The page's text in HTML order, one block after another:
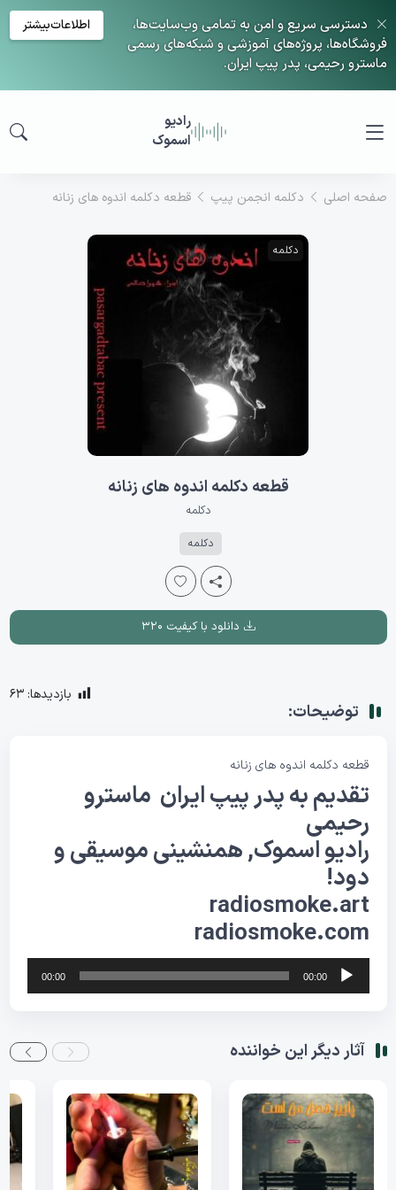
دسترسی سریع و امن به تمامی وب‌سایت‌ها،
فروشگاه‌ها، پروژه‌های آموزشی و شبکه‌های رسمی
ماسترو رحیمی، پدر پیپ ایران.
اطلاعات‌بیشتر
رادیو
اسموک
صفحه اصلی دکلمه انجمن پیپ قطعه دکلمه اندوه های زنانه
دکلمه
قطعه دکلمه اندوه های زنانه
دکلمه
دکلمه
دانلود با کیفیت ۳۲۰
توضیحات:
بازدیدها: 63
قطعه دکلمه اندوه های زنانه
تقدیم به پدرپیپایران ماسترو
رحیمی
رادیو اسموک, همنشینی موسیقی و
دود!
radiosmoke.art
radiosmoke.com
پخش‌کننده
صوت
00:00
00:00
آثار دیگر این خواننده